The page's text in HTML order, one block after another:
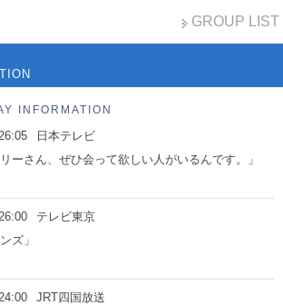
GROUP LIST
INFORMATION
日本テレビ
リーさん、ぜひ会って欲しい人がいるんです。」
テレビ東京
ズ」
JRT四国放送